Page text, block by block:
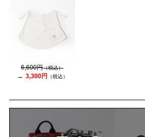
6,600円（税込）
3,300円 （税込）